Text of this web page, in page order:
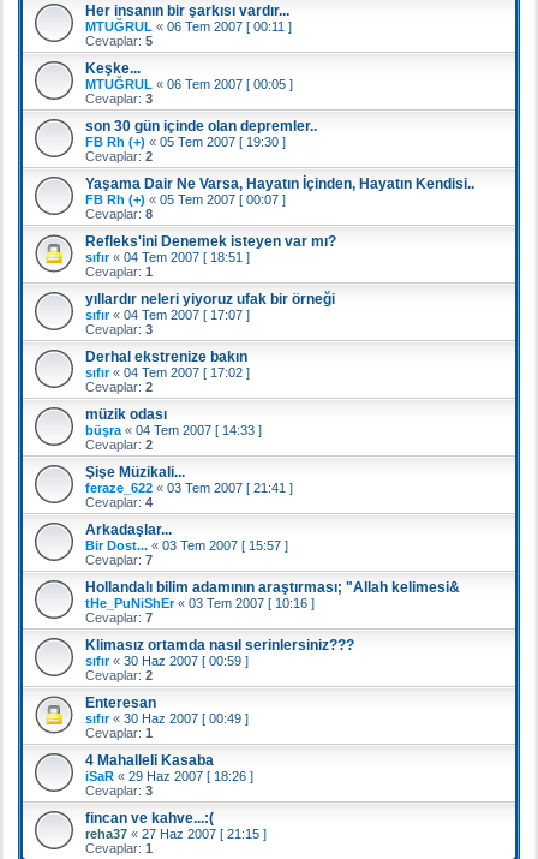
Her insanın bir şarkısı vardır...
MTUĞRUL « 06 Tem 2007 [ 00:11 ]
Cevaplar: 5
Keşke...
MTUĞRUL « 06 Tem 2007 [ 00:05 ]
Cevaplar: 3
son 30 gün içinde olan depremler..
FB Rh (+) « 05 Tem 2007 [ 19:30 ]
Cevaplar: 2
Yaşama Dair Ne Varsa, Hayatın İçinden, Hayatın Kendisi..
FB Rh (+) « 05 Tem 2007 [ 00:07 ]
Cevaplar: 8
Refleks'ini Denemek isteyen var mı?
sıfır« 04 Tem 2007 [ 18:51 ]
Cevaplar: 1
yıllardır neleri yiyoruz ufak bir örneği
sıfır« 04 Tem 2007 [ 17:07 ]
Cevaplar: 3
Derhal ekstrenize bakın
sıfır« 04 Tem 2007 [ 17:02 ]
Cevaplar: 2
müzik odası
büşra « 04 Tem 2007 [ 14:33 ]
Cevaplar: 2
Şişe Müzikali...
feraze_622 « 03 Tem 2007 [ 21:41 ]
Cevaplar: 4
Arkadaşlar...
Bir Dost... « 03 Tem 2007 [ 15:57 ]
Cevaplar: 7
Hollandalı bilim adamının araştırması; "Allah kelimesi&
tHe_PuNiShEr« 03 Tem 2007 [ 10:16 ]
Cevaplar: 7
Klimasız ortamda nasıl serinlersiniz???
sıfır« 30 Haz 2007 [ 00:59 ]
Cevaplar: 2
Enteresan
sıfır« 30 Haz 2007 [ 00:49 ]
Cevaplar: 1
4 Mahalleli Kasaba
iSaR « 29 Haz 2007 [ 18:26 ]
Cevaplar: 3
fincan ve kahve...:(
reha37 « 27 Haz 2007 [ 21:15 ]
Cevaplar: 1